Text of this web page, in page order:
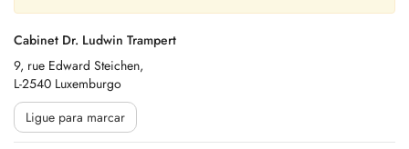
Cabinet Dr. Ludwin Trampert
9, rue Edward Steichen,
L-2540 Luxemburgo
Ligue para marcar